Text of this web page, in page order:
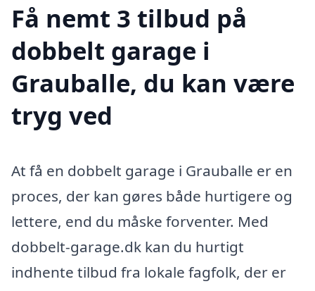
Få nemt 3 tilbud på
dobbelt garage i
Grauballe, du kan være
tryg ved
At få en dobbelt garage i Grauballe er en
proces, der kan gøres både hurtigere og
lettere, end du måske forventer. Med
dobbelt-garage.dk kan du hurtigt
indhente tilbud fra lokale fagfolk, der er